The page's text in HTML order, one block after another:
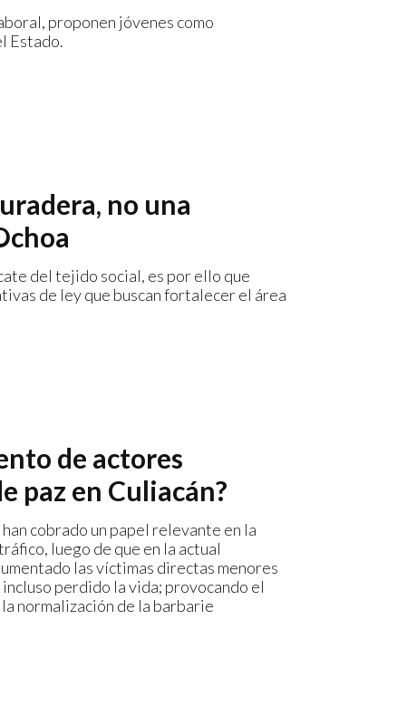
proponen jóvenes como
Estado.
no una
del tejido social, es por ello que
de ley que buscan fortalecer el área
de actores
paz en Culiacán?
cobrado un papel relevante en la
luego de que en la actual
las víctimas directas menores
perdido la vida; provocando el
normalización de la barbarie